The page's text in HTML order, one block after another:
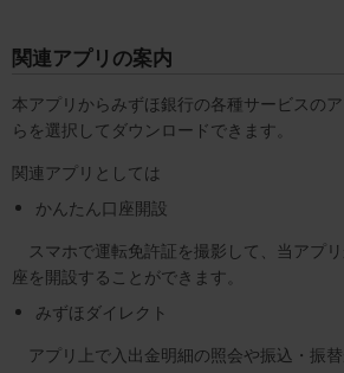
関連アプリの案内
本アプリからみずほ銀行の各種サービスの
らを選択してダウンロードできます。
関連アプリとしては
かんたん口座開設
スマホで運転免許証を撮影して、当アプ
座を開設することができます。
みずほダイレクト
アプリ上で入出金明細の照会や振込・振替